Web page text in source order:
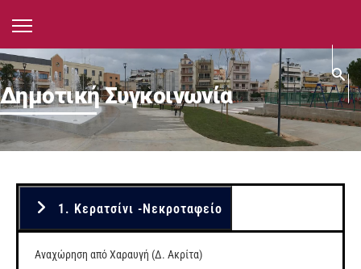
Δημοτική Συγκοινωνία
1. Κερατσίνι -Νεκροταφείο
Αναχώρηση από Χαραυγή (Δ. Ακρίτα)